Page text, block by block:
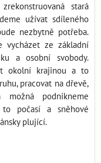
stará
užívat sdíleného
nezbytně potřeba.
vycházet ze základní
a osobní svobody.
okolní krajinou a to
pracovat na dřevě,
podnikneme
počasí a sněhové
plující.